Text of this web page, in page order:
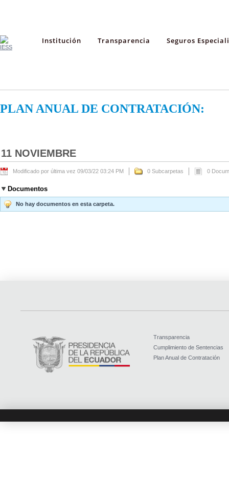
Institución Transparencia Seguros
PLAN ANUAL DE CONTRATACIÓN:
11 NOVIEMBRE
Modificado por última vez 09/03/22 03:24 PM 0 Subcarpetas 0
Documentos
No hay documentos en esta carpeta.
Transparencia
Cumplimiento de Sentencias
Plan Anual de Contratación